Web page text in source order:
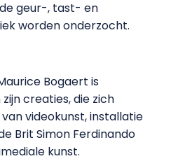
geur-, tast- en
worden onderzocht.
Bogaert is
creaties, die zich
videokunst, installatie
Brit Simon Ferdinando
kunst.